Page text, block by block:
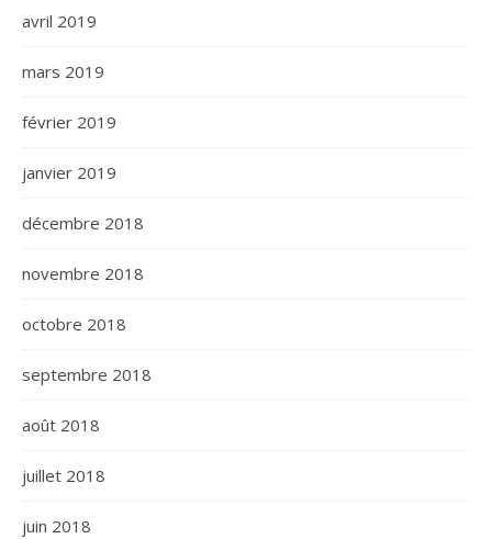
avril 2019
mars 2019
février 2019
janvier 2019
décembre 2018
novembre 2018
octobre 2018
septembre 2018
août 2018
juillet 2018
juin 2018